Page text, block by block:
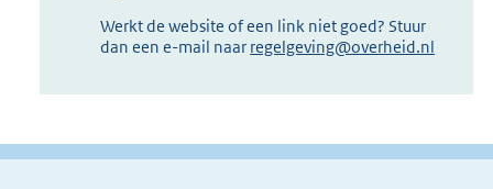
Werkt de website of een link niet goed? Stuur
dan een e-mail naar regelgeving@overheid.nl